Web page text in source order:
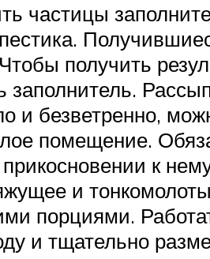
частицы
получить
и безветренно,
помещение.
прикосновении к
и
порциями.
и тщательно